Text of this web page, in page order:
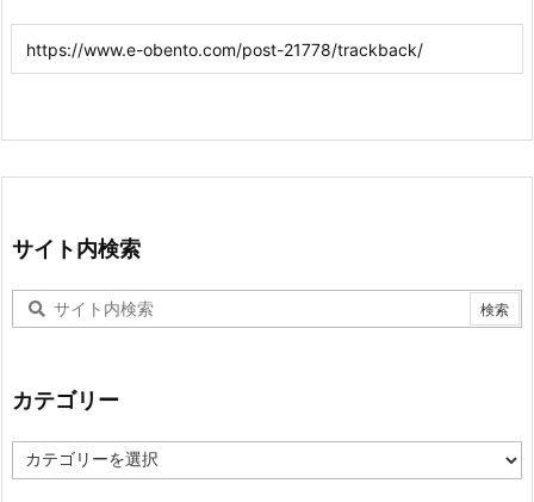
サイト内検索
カテゴリー
テ